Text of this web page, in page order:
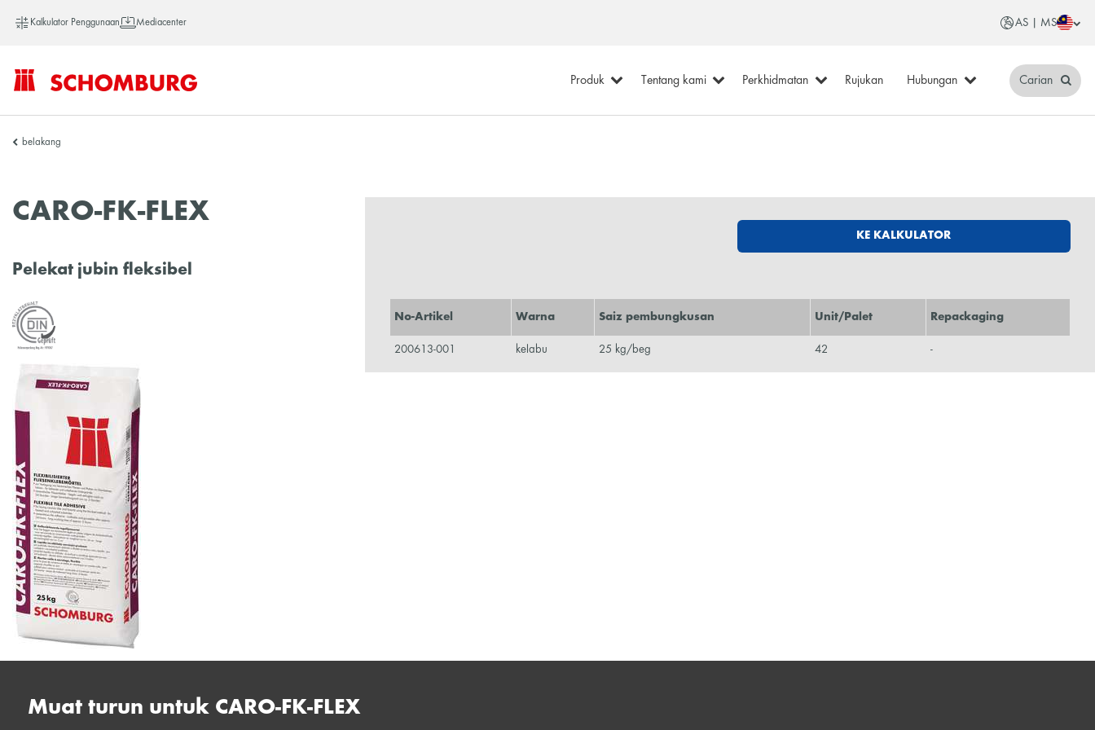
Kalkulator Penggunaan Mediacenter AS | MS
SCHOMBURG
Produk Tentang kami Perkhidmatan Rujukan Hubungan Carian
belakang
CARO-FK-FLEX
Pelekat jubin fleksibel
KE KALKULATOR
No-Artikel Warna Saiz pembungkusan Unit/Palet Repackaging
200613-001 kelabu 25 kg/beg 42 -
Muat turun untuk CARO-FK-FLEX